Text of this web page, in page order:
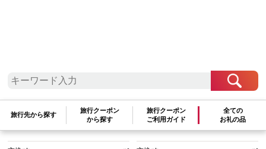
旅行先から探す
旅行クーポン
から探す
旅行クーポン
ご利用ガイド
全ての
お礼の品
和歌山産 たねなし柿 10kg (5k
g×2箱)
和歌山産 たねなし柿 10kg（5k
g×2箱）